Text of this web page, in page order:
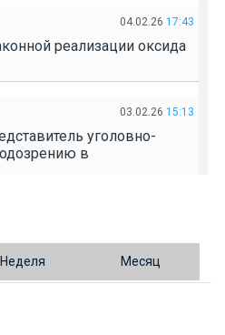
04.02.26 17:43
реализации оксида
03.02.26 15:13
уголовно-
в
незаконное выращивание
Неделя Месяц